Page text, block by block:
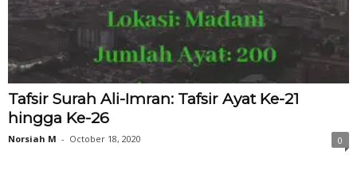
Tafsir Surah Ali-Imran: Tafsir Ayat Ke-21
hingga Ke-26
Norsiah M - October 18, 2020 0